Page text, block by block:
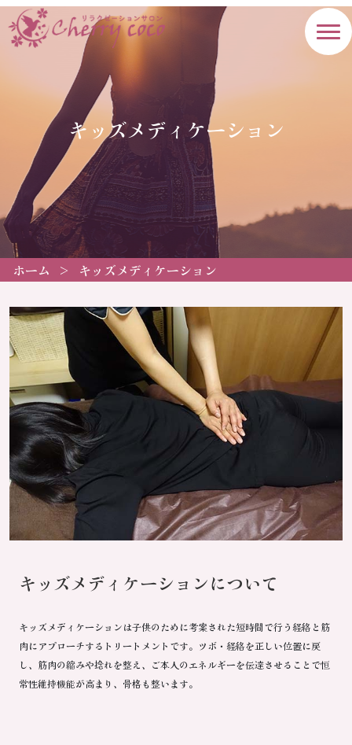
キッズメディケーション
ホーム > キッズメディケーション
キッズメディケーションについて
キッズメディケーションは子供のために考案された短時間で行う経絡と筋
肉にアプローチするトリートメントです。ツボ・経絡を正しい位置に戻
し、筋肉の縮みや捻れを整え、ご本人のエネルギーを伝達させることで恒
常性維持機能が高まり、骨格も整います。